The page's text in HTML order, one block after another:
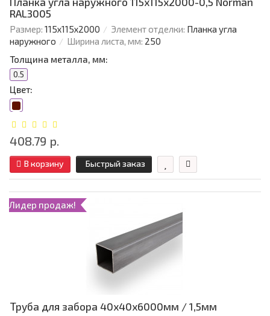
RAL3005
Размер: 115х115х2000 Элемент отделки: Планка угла
наружного
Ширина листа, мм: 250
Толщина металла, мм:
0.5
Цвет:
408.79 р.
В корзину Быстрый заказ
Лидер продаж!
Труба для забора 40х40x6000мм / 1,5мм